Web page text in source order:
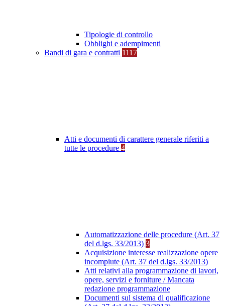
Tipologie di controllo
Obblighi e adempimenti
Bandi di gara e contratti 1117
Atti e documenti di carattere generale riferiti a
tutte le procedure 4
Automatizzazione delle procedure (Art. 37
del d.lgs. 33/2013) 3
Acquisizione interesse realizzazione opere
incompiute (Art. 37 del d.lgs. 33/2013)
Atti relativi alla programmazione di lavori,
opere, servizi e forniture / Mancata
redazione programmazione
Documenti sul sistema di qualificazione